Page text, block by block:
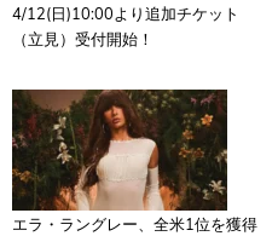
4/12(日)10:00より追加チケット
（立見）受付開始！
エラ・ラングレー、全米1位を獲得